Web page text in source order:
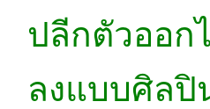
ปลีกตัวออก
ลงแบบศิลปิ